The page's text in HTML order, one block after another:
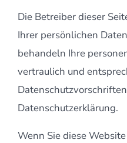
Die Betreiber dieser
Ihrer persönlichen
behandeln Ihre
vertraulich und
Datenschutzerklärung.
Wenn Sie diese